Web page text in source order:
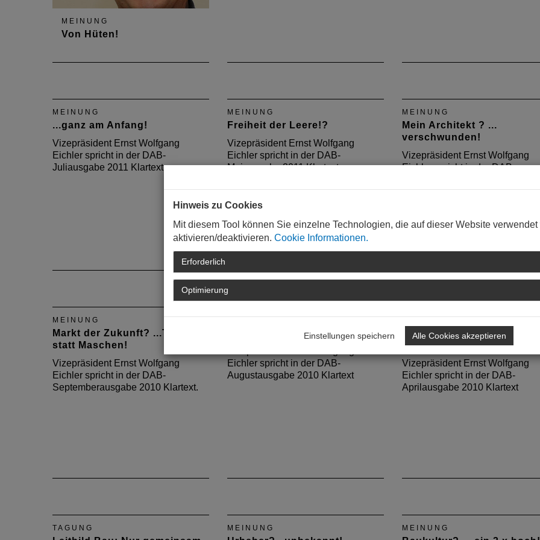
MEINUNG
Von Hüten!
MEINUNG
...ganz am Anfang!
Vizepräsident Ernst Wolfgang
Eichler spricht in der DAB-
Juliausgabe 2011 Klartext.
MEINUNG
Freiheit der Leere!?
Vizepräsident Ernst Wolfgang
Eichler spricht in der DAB-
Maiausgabe 2011 Klartext.
MEINUNG
Mein Architekt ? ...
verschwunden!
Vizepräsident Ernst Wolfgang
Eichler spricht in der DAB-
MEINUNG
Markt der Zukunft? ...Teppich
statt Maschen!
Vizepräsident Ernst Wolfgang
Eichler spricht in der DAB-
Septemberausgabe 2010 Klartext.
Rheinkolleg(en)!
Eichler spricht in der DAB-
Augustausgabe 2010 Klartext
Mein Schaden? ... null
Problem!
Vizepräsident Ernst Wolfgang
Eichler spricht in der DAB-
Aprilausgabe 2010 Klartext
TAGUNG MEINUNG MEINUNG
Hinweis zu Cookies
Mit diesem Tool können Sie einzelne Technologien, die auf dieser Website verwendet
aktivieren/deaktivieren. Cookie Informationen.
Erforderlich
Optimierung
Einstellungen speichern Alle Cookies akzeptieren